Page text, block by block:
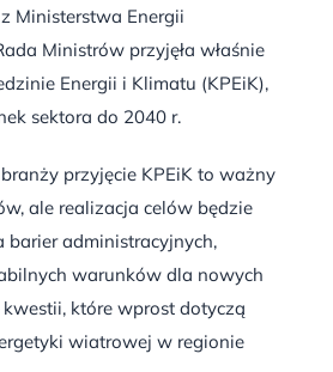
Ministerstwa Energii
Ministrów przyjęła właśnie
Energii i Klimatu (KPEiK),
sektora do 2040 r.
przyjęcie KPEiK to ważny
ale realizacja celów będzie
barier administracyjnych,
warunków dla nowych
które wprost dotyczą
wiatrowej w regionie